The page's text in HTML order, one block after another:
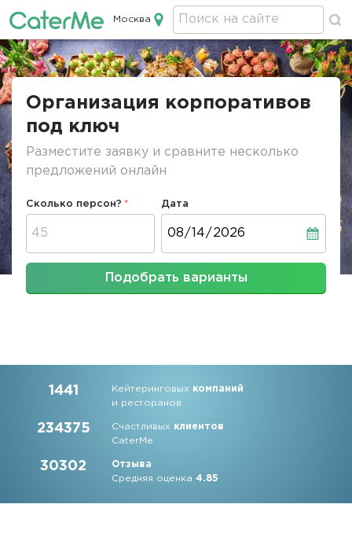
Кейтеринг в Москве
Москва
Строка
Организация корпоративов
под ключ
Разместите заявку и сравните несколько
предложений онлайн
Сколько персон? Дата
Подобрать варианты
1441 Кейтеринговых компаний
и ресторанов
234375 Счастливых клиентов
CaterMe
30302
Отзыва
Средняя оценка4.85